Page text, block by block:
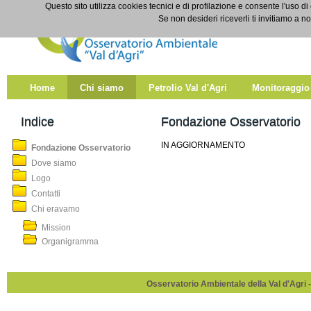
Salta al contenuto
Fondazione Osservatorio
Home Chi siamo Petrolio Val d'Agri Monitoraggio
Indice
Fondazione Osservatorio
Dove siamo
Logo
Contatti
Chi eravamo
Mission
Organigramma
Fondazione Osservatorio
IN AGGIORNAMENTO
Osservatorio Ambientale della Val d'Agri
Questo sito utilizza cookies tecnici e di profilazione e consente l'uso
Se non desideri riceverli ti invitiamo a